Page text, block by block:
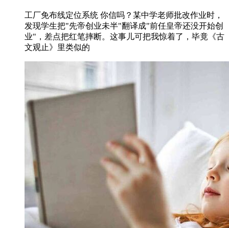
工厂免布线定位系统 你信吗？某中学老师批改作业时，
发现学生把"先帝创业未半"翻译成"前任皇帝还没开始创
业"，差点把红笔摔断。这事儿可把我惊着了，毕竟《古
文观止》里类似的